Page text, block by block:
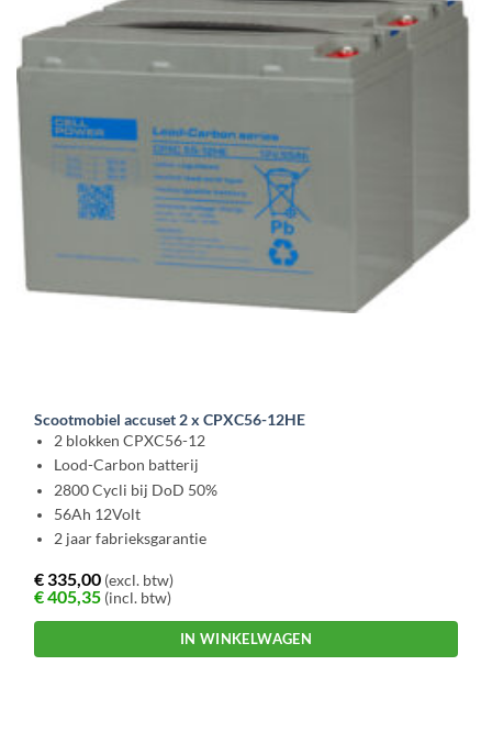
Scootmobiel accuset 2 x CPXC56-12HE
2 blokken CPXC56-12
Lood-Carbon batterij
2800 Cycli bij DoD 50%
56Ah 12Volt
2 jaar fabrieksgarantie
€335,00 (excl. btw)
€405,35 (incl. btw)
IN WINKELWAGEN